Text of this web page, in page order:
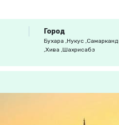
Город
Бухара ,Нукус ,Самарканд
,Хива ,Шахрисабз